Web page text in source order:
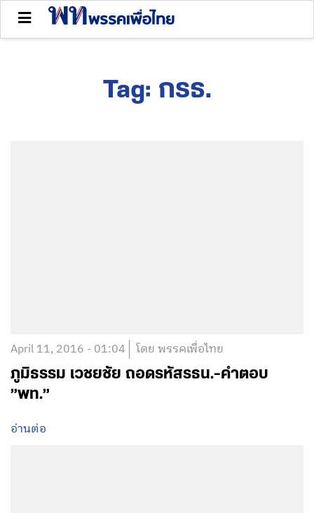
Tag: กรธ.
April 11, 2016 - 01:04 โดย พรรคเพื่อไทย
ภูมิธรรม เวชยชัย ถอดรหัสรธน.-คำตอบ
”พท.”
อ่านต่อ